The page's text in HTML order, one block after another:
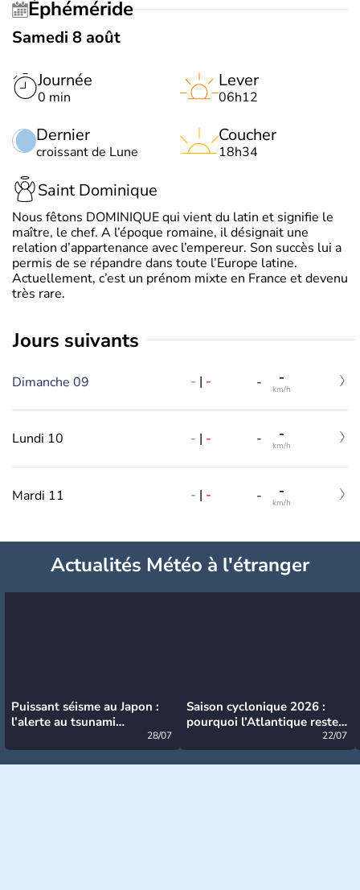
Éphéméride
Samedi 8 août
Journée
0 min
Dernier
croissant de Lune
Lever
06h12
Coucher
18h34
Saint Dominique
Nous fêtons DOMINIQUE qui vient du latin et signifie le
maître, le chef. A l’époque romaine, il désignait une
relation d’appartenance avec l’empereur. Son succès lui a
permis de se répandre dans toute l’Europe latine.
Actuellement, c’est un prénom mixte en France et devenu
très rare.
jours suivants
Dimanche 09 - | - - -
km/h
Lundi 10 - | - - -
km/h
Mardi 11 - | - - -
km/h
Actualités Météo à l'étranger
Puissant séisme au Japon :
l’alerte au tsunami
28/07
Saison cyclonique 2026 :
pourquoi l’Atlantique reste
22/07